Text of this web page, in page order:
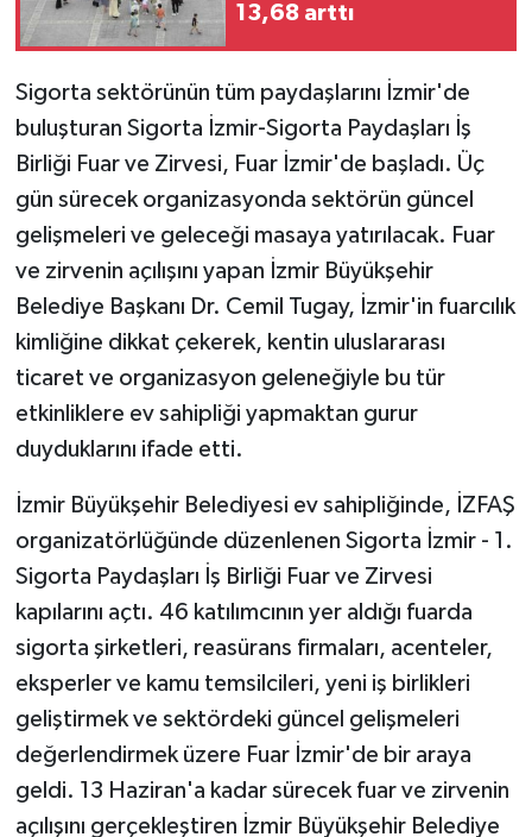
13,68 arttı
Sigorta sektörünün tüm paydaşlarını İzmir'de
buluşturan Sigorta İzmir-Sigorta Paydaşları İş
Birliği Fuar ve Zirvesi, Fuar İzmir'de başladı. Üç
gün sürecek organizasyonda sektörün güncel
gelişmeleri ve geleceği masaya yatırılacak. Fuar
ve zirvenin açılışını yapan İzmir Büyükşehir
Belediye Başkanı Dr. Cemil Tugay, İzmir'in fuarcılık
kimliğine dikkat çekerek, kentin uluslararası
ticaret ve organizasyon geleneğiyle bu tür
etkinliklere ev sahipliği yapmaktan gurur
duyduklarını ifade etti.
İzmir Büyükşehir Belediyesi ev sahipliğinde, İZFAŞ
organizatörlüğünde düzenlenen Sigorta İzmir - 1.
Sigorta Paydaşları İş Birliği Fuar ve Zirvesi
kapılarını açtı. 46 katılımcının yer aldığı fuarda
sigorta şirketleri, reasürans firmaları, acenteler,
eksperler ve kamu temsilcileri, yeni iş birlikleri
geliştirmek ve sektördeki güncel gelişmeleri
değerlendirmek üzere Fuar İzmir'de bir araya
geldi. 13 Haziran'a kadar sürecek fuar ve zirvenin
açılışını gerçekleştiren İzmir Büyükşehir Belediye
İNSAN
İş Dünyası
Jandarma
KÜLTÜR SANAT
MAGAZİN
Otomobil
POLİTİKA
Sağlık
SİYASET
SPOR HABERLERİ
Turizm
ÜLKE GÜNDEMİ